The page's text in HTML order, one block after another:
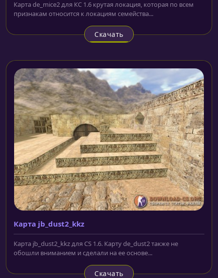
Карта de_mice2 для КС 1.6 крутая локация, которая по всем
признакам относится к локациям семейства...
Скачать
Карта jb_dust2_kkz
Карта jb_dust2_kkz для CS 1.6. Карту de_dust2 также не
обошли вниманием и сделали на ее основе...
Скачать